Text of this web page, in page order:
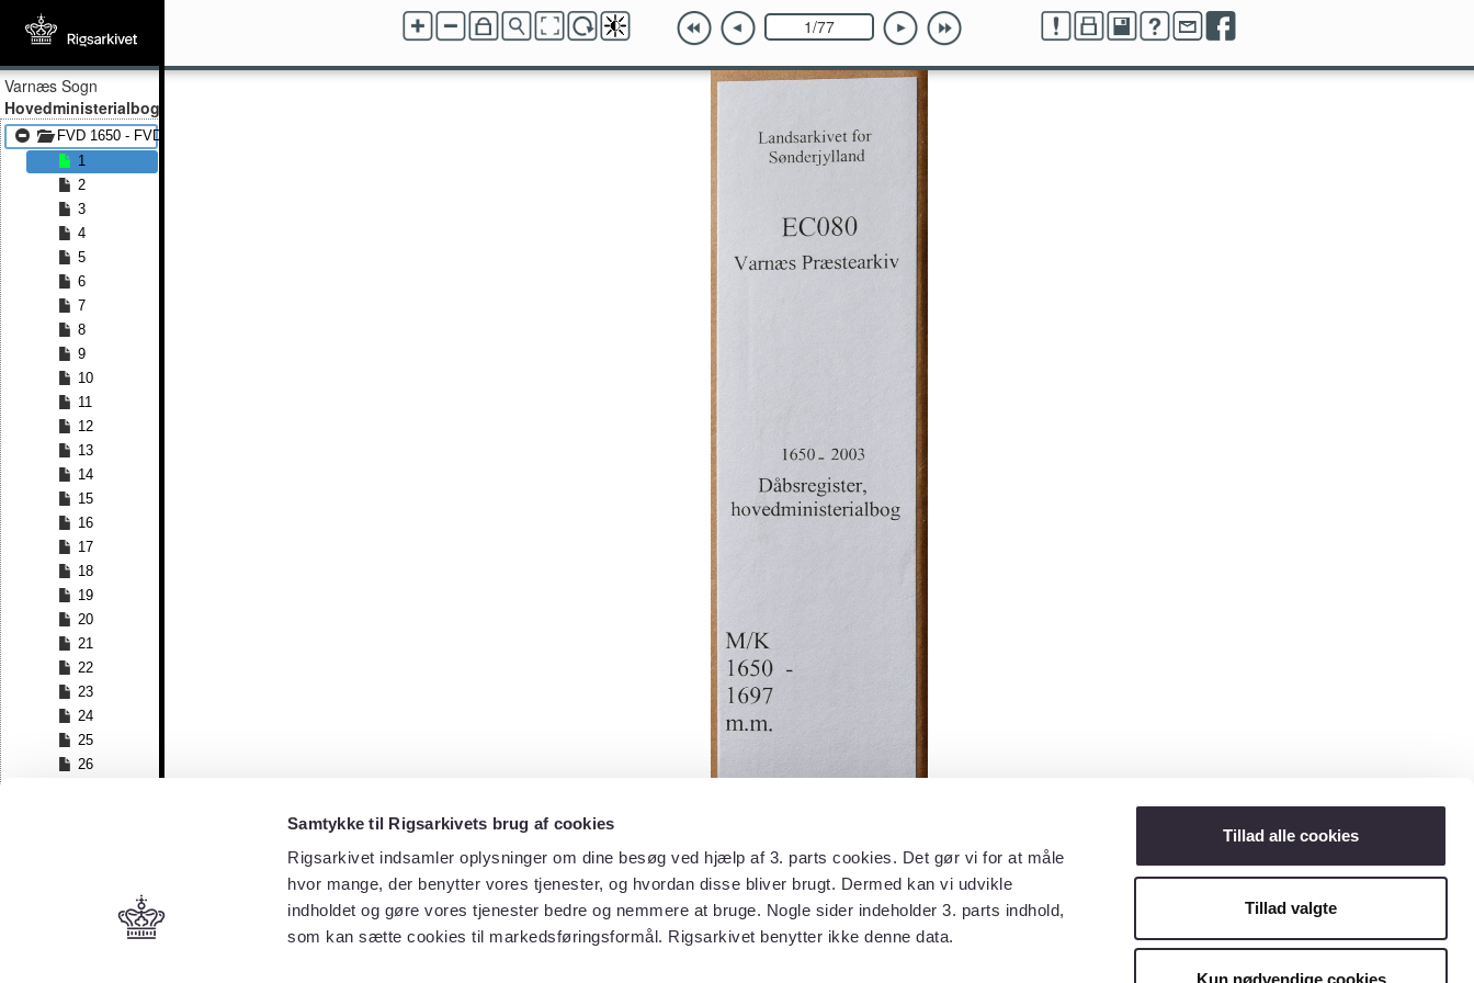
Samtykke til Rigsarkivets brug af cookies
Rigsarkivet indsamler oplysninger om dine besøg ved hjælp af 3. parts cookies. Det gør vi for at måle
hvor mange, der benytter vores tjenester, og hvordan disse bliver brugt. Dermed kan vi udvikle
indholdet og gøre vores tjenester bedre og nemmere at bruge. Nogle sider indeholder 3. parts indhold,
som kan sætte cookies til markedsføringsformål. Rigsarkivet benytter ikke denne data.
Tillad alle cookies
Tillad valgte
Kun nødvendige cookies
Varnæs Sogn
Hovedministerialbog
FVD 1650 - FVD 1697
1
2
3
4
5
6
7
8
9
10
11
12
13
14
15
16
17
18
19
20
21
22
23
24
25
26